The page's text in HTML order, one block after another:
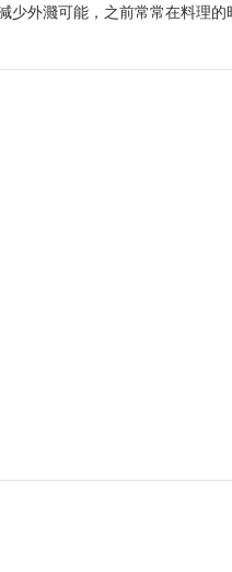
外濺可能，之前常常在料理